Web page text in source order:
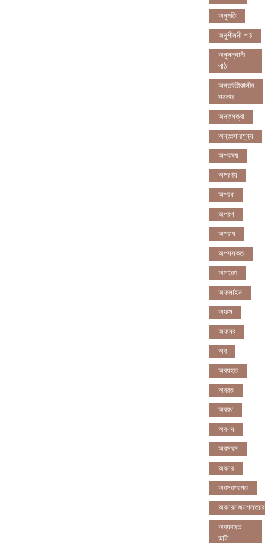
অনুমতি
অনুশীলনী পাঠ
অনুসন্ধানী
পাঠ
অন্তর্বর্তীকালীন
সরকার
অন্তসত্ত্বা
অন্তঃসারশূন্য
অপকষয়
অপরণয়
অপরধ
অপরপ
অপরাধ
অপসসকত
অপহরণ
অফলাইন
অফস
অফসর
অব
অবযহত
অবরত
অবরধ
অবশষ
অবসথন
অবসর
অবসরপরপত
অব্যবহৃত
ডাটা